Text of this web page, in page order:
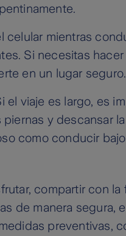
celular mientras
Si necesitas hacer
en un lugar seguro.
el viaje es largo, es
y descansar
como conducir
compartir con la
de manera segura,
preventivas,